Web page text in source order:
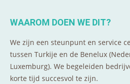
WAAROM DOEN WE DIT?
We zijn een steunpunt en service
tussen Turkije en de Benelux
Luxemburg). We begeleiden
korte tijd succesvol te zijn.